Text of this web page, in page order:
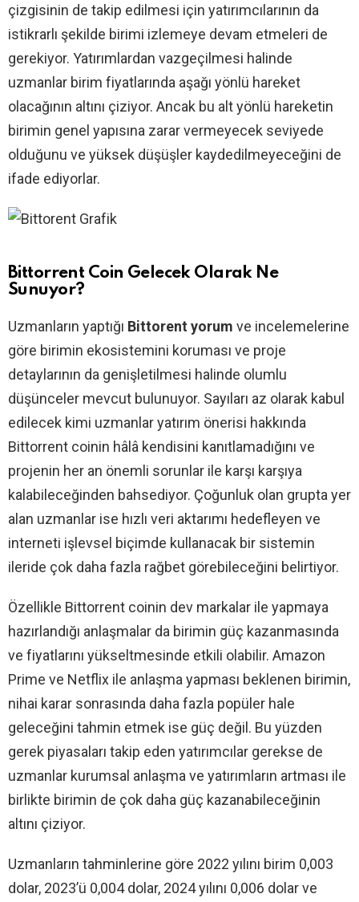
çizgisinin de takip edilmesi için yatırımcılarının da
istikrarlı şekilde birimi izlemeye devam etmeleri de
gerekiyor. Yatırımlardan vazgeçilmesi halinde
uzmanlar birim fiyatlarında aşağı yönlü hareket
olacağının altını çiziyor. Ancak bu alt yönlü hareketin
birimin genel yapısına zarar vermeyecek seviyede
olduğunu ve yüksek düşüşler kaydedilmeyeceğini de
ifade ediyorlar.
Bittorrent Coin Gelecek Olarak Ne
Sunuyor?
Uzmanların yaptığı Bittorent yorum ve incelemelerine
göre birimin ekosistemini koruması ve proje
detaylarının da genişletilmesi halinde olumlu
düşünceler mevcut bulunuyor. Sayıları az olarak kabul
edilecek kimi uzmanlar yatırım önerisi hakkında
Bittorrent coinin hâlâ kendisini kanıtlamadığını ve
projenin her an önemli sorunlar ile karşı karşıya
kalabileceğinden bahsediyor. Çoğunluk olan grupta yer
alan uzmanlar ise hızlı veri aktarımı hedefleyen ve
interneti işlevsel biçimde kullanacak bir sistemin
ileride çok daha fazla rağbet görebileceğini belirtiyor.
Özellikle Bittorrent coinin dev markalar ile yapmaya
hazırlandığı anlaşmalar da birimin güç kazanmasında
ve fiyatlarını yükseltmesinde etkili olabilir. Amazon
Prime ve Netflix ile anlaşma yapması beklenen birimin,
nihai karar sonrasında daha fazla popüler hale
geleceğini tahmin etmek ise güç değil. Bu yüzden
gerek piyasaları takip eden yatırımcılar gerekse de
uzmanlar kurumsal anlaşma ve yatırımların artması ile
birlikte birimin de çok daha güç kazanabileceğinin
altını çiziyor.
Uzmanların tahminlerine göre 2022 yılını birim 0,003
dolar, 2023’ü 0,004 dolar, 2024 yılını 0,006 dolar ve